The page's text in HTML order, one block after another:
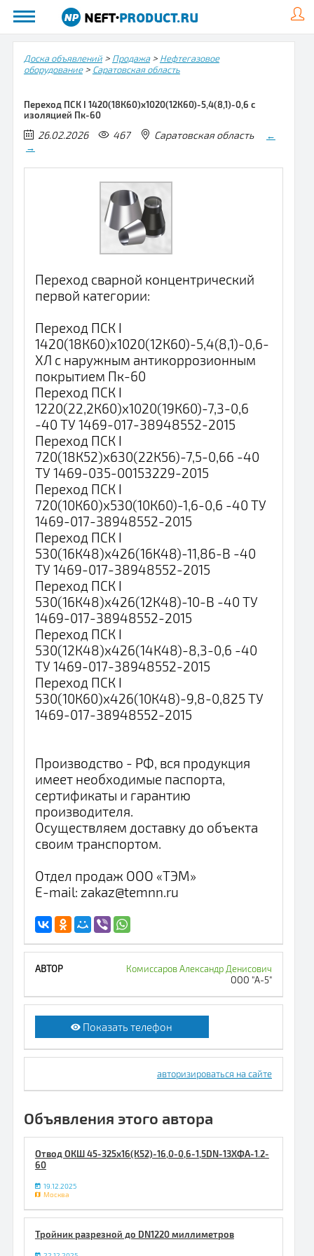
Доска объявлений> Продажа> Нефтегазовое
оборудование> Саратовская область
Переход ПСК I 1420(18К60)х1020(12К60)-5,4(8,1)-0,6 с
изоляцией Пк-60
26.02.2026 467 Саратовская область
←
→
Переход сварной концентрический
первой категории:
Переход ПСК I
1420(18К60)х1020(12К60)-5,4(8,1)-0,6-
ХЛ с наружным антикоррозионным
покрытием Пк-60
Переход ПСК I
1220(22,2К60)х1020(19К60)-7,3-0,6
-40 ТУ 1469-017-38948552-2015
Переход ПСК I
720(18К52)х630(22К56)-7,5-0,66 -40
ТУ 1469-035-00153229-2015
Переход ПСК I
720(10К60)х530(10К60)-1,6-0,6 -40 ТУ
1469-017-38948552-2015
Переход ПСК I
530(16К48)х426(16К48)-11,86-В -40
ТУ 1469-017-38948552-2015
Переход ПСК I
530(16К48)х426(12К48)-10-В -40 ТУ
1469-017-38948552-2015
Переход ПСК I
530(12К48)х426(14К48)-8,3-0,6 -40
ТУ 1469-017-38948552-2015
Переход ПСК I
530(10К60)х426(10К48)-9,8-0,825 ТУ
1469-017-38948552-2015
Производство - РФ, вся продукция
имеет необходимые паспорта,
сертификаты и гарантию
производителя.
Осуществляем доставку до объекта
своим транспортом.
Отдел продаж ООО «ТЭМ»
E-mail: zakaz@temnn.ru
Комиссаров Александр Денисович
ООО "А-5"
Показать телефон
авторизироваться на сайте
Объявления этого автора
Отвод ОКШ 45-325х16(К52)-16,0-0,6-1,5DN-13ХФА-1.2-
60
19.12.2025
Москва
Тройник разрезной до DN1220 миллиметров